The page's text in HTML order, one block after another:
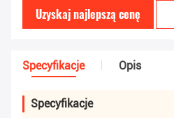
Uzyskaj najlepszą cenę
Specyfikacje Opis
Specyfikacje